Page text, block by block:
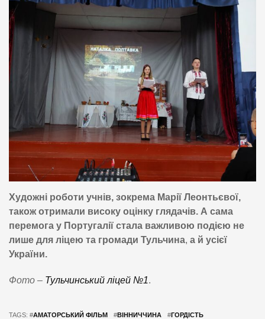
Художні роботи учнів, зокрема Марії Леонтьєвої,
також отримали високу оцінку глядачів. А сама
перемога у Португалії стала важливою подією не
лише для ліцею та громади Тульчина, а й усієї
України.
Фото – Тульчинський ліцей №1.
TAGS: #АМАТОРСЬКИЙ ФІЛЬМ #ВІННИЧЧИНА #ГОРДІСТЬ